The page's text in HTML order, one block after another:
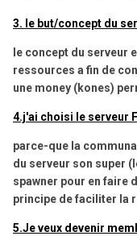
3. le but/concept du
le concept du serveur
ressources a fin de
une money (kones)
4.j'ai choisi le serveur
parce-que la
du serveur son super
spawner pour en faire
principe de faciliter la
5.Je veux devenir